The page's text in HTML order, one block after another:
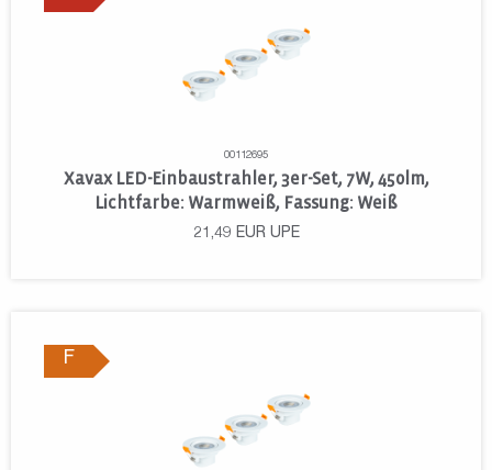
00112695
Xavax LED-Einbaustrahler, 3er-Set, 7W, 450lm,
Lichtfarbe: Warmweiß, Fassung: Weiß
21,49 EUR UPE
F